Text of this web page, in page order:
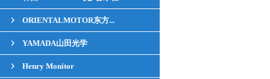
ORIENTALMOTOR东方...
YAMADA山田光学
Henry Monitor